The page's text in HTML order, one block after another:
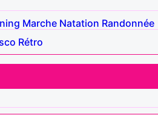
Marche Natation Randonnée
Rétro